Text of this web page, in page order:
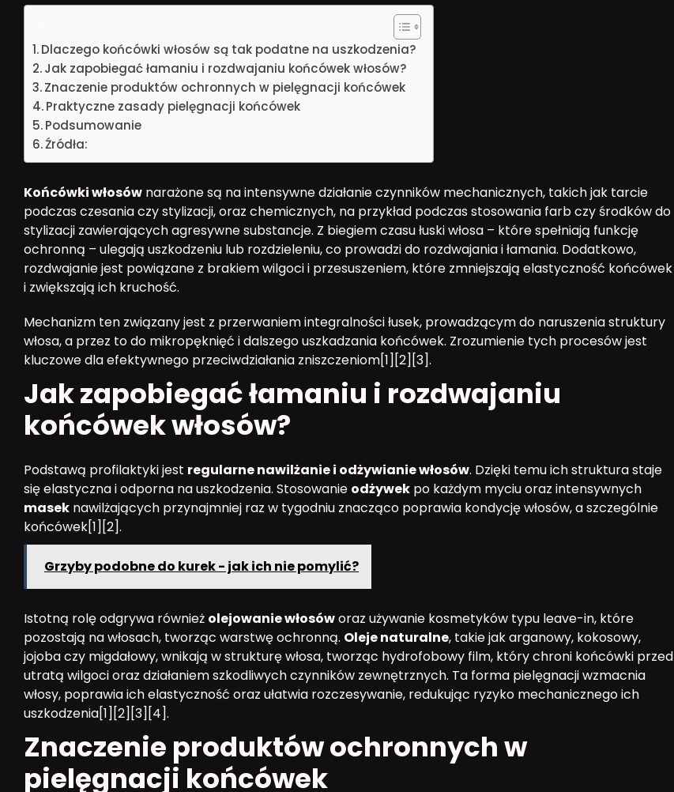
Dlaczego końcówki włosów są tak podatne na uszkodzenia?
Jak zapobiegać łamaniu i rozdwajaniu końcówek włosów?
Znaczenie produktów ochronnych w pielęgnacji końcówek
Praktyczne zasady pielęgnacji końcówek
Podsumowanie
Źródła:
Końcówki włosów narażone są na intensywne działanie czynników mechanicznych, takich jak tarcie
podczas czesania czy stylizacji, oraz chemicznych, na przykład podczas stosowania farb czy środków do
stylizacji zawierających agresywne substancje. Z biegiem czasu łuski włosa – które spełniają funkcję
ochronną – ulegają uszkodzeniu lub rozdzieleniu, co prowadzi do rozdwajania i łamania. Dodatkowo,
rozdwajanie jest powiązane z brakiem wilgoci i przesuszeniem, które zmniejszają elastyczność końcówek
i zwiększają ich kruchość.
Mechanizm ten związany jest z przerwaniem integralności łusek, prowadzącym do naruszenia struktury
włosa, a przez to do mikropęknięć i dalszego uszkadzania końcówek. Zrozumienie tych procesów jest
kluczowe dla efektywnego przeciwdziałania zniszczeniom[1][2][3].
Jak zapobiegać łamaniu i rozdwajaniu
końcówek włosów?
Podstawą profilaktyki jest regularne nawilżanie i odżywianie włosów. Dzięki temu ich struktura staje
się elastyczna i odporna na uszkodzenia. Stosowanie odżywek po każdym myciu oraz intensywnych
masek nawilżających przynajmniej raz w tygodniu znacząco poprawia kondycję włosów, a szczególnie
końcówek[1][2].
Grzyby podobne do kurek - jak ich nie pomylić?
Istotną rolę odgrywa również olejowanie włosóworaz używanie kosmetyków typu leave-in, które
pozostają na włosach, tworząc warstwę ochronną. Oleje naturalne, takie jak arganowy, kokosowy,
jojoba czy migdałowy, wnikają w strukturę włosa, tworząc hydrofobowy film, który chroni końcówki przed
utratą wilgoci oraz działaniem szkodliwych czynników zewnętrznych. Ta forma pielęgnacji wzmacnia
włosy, poprawia ich elastyczność oraz ułatwia rozczesywanie, redukując ryzyko mechanicznego ich
uszkodzenia[1][2][3][4].
Znaczenie produktów ochronnych w
pielęgnacji końcówek